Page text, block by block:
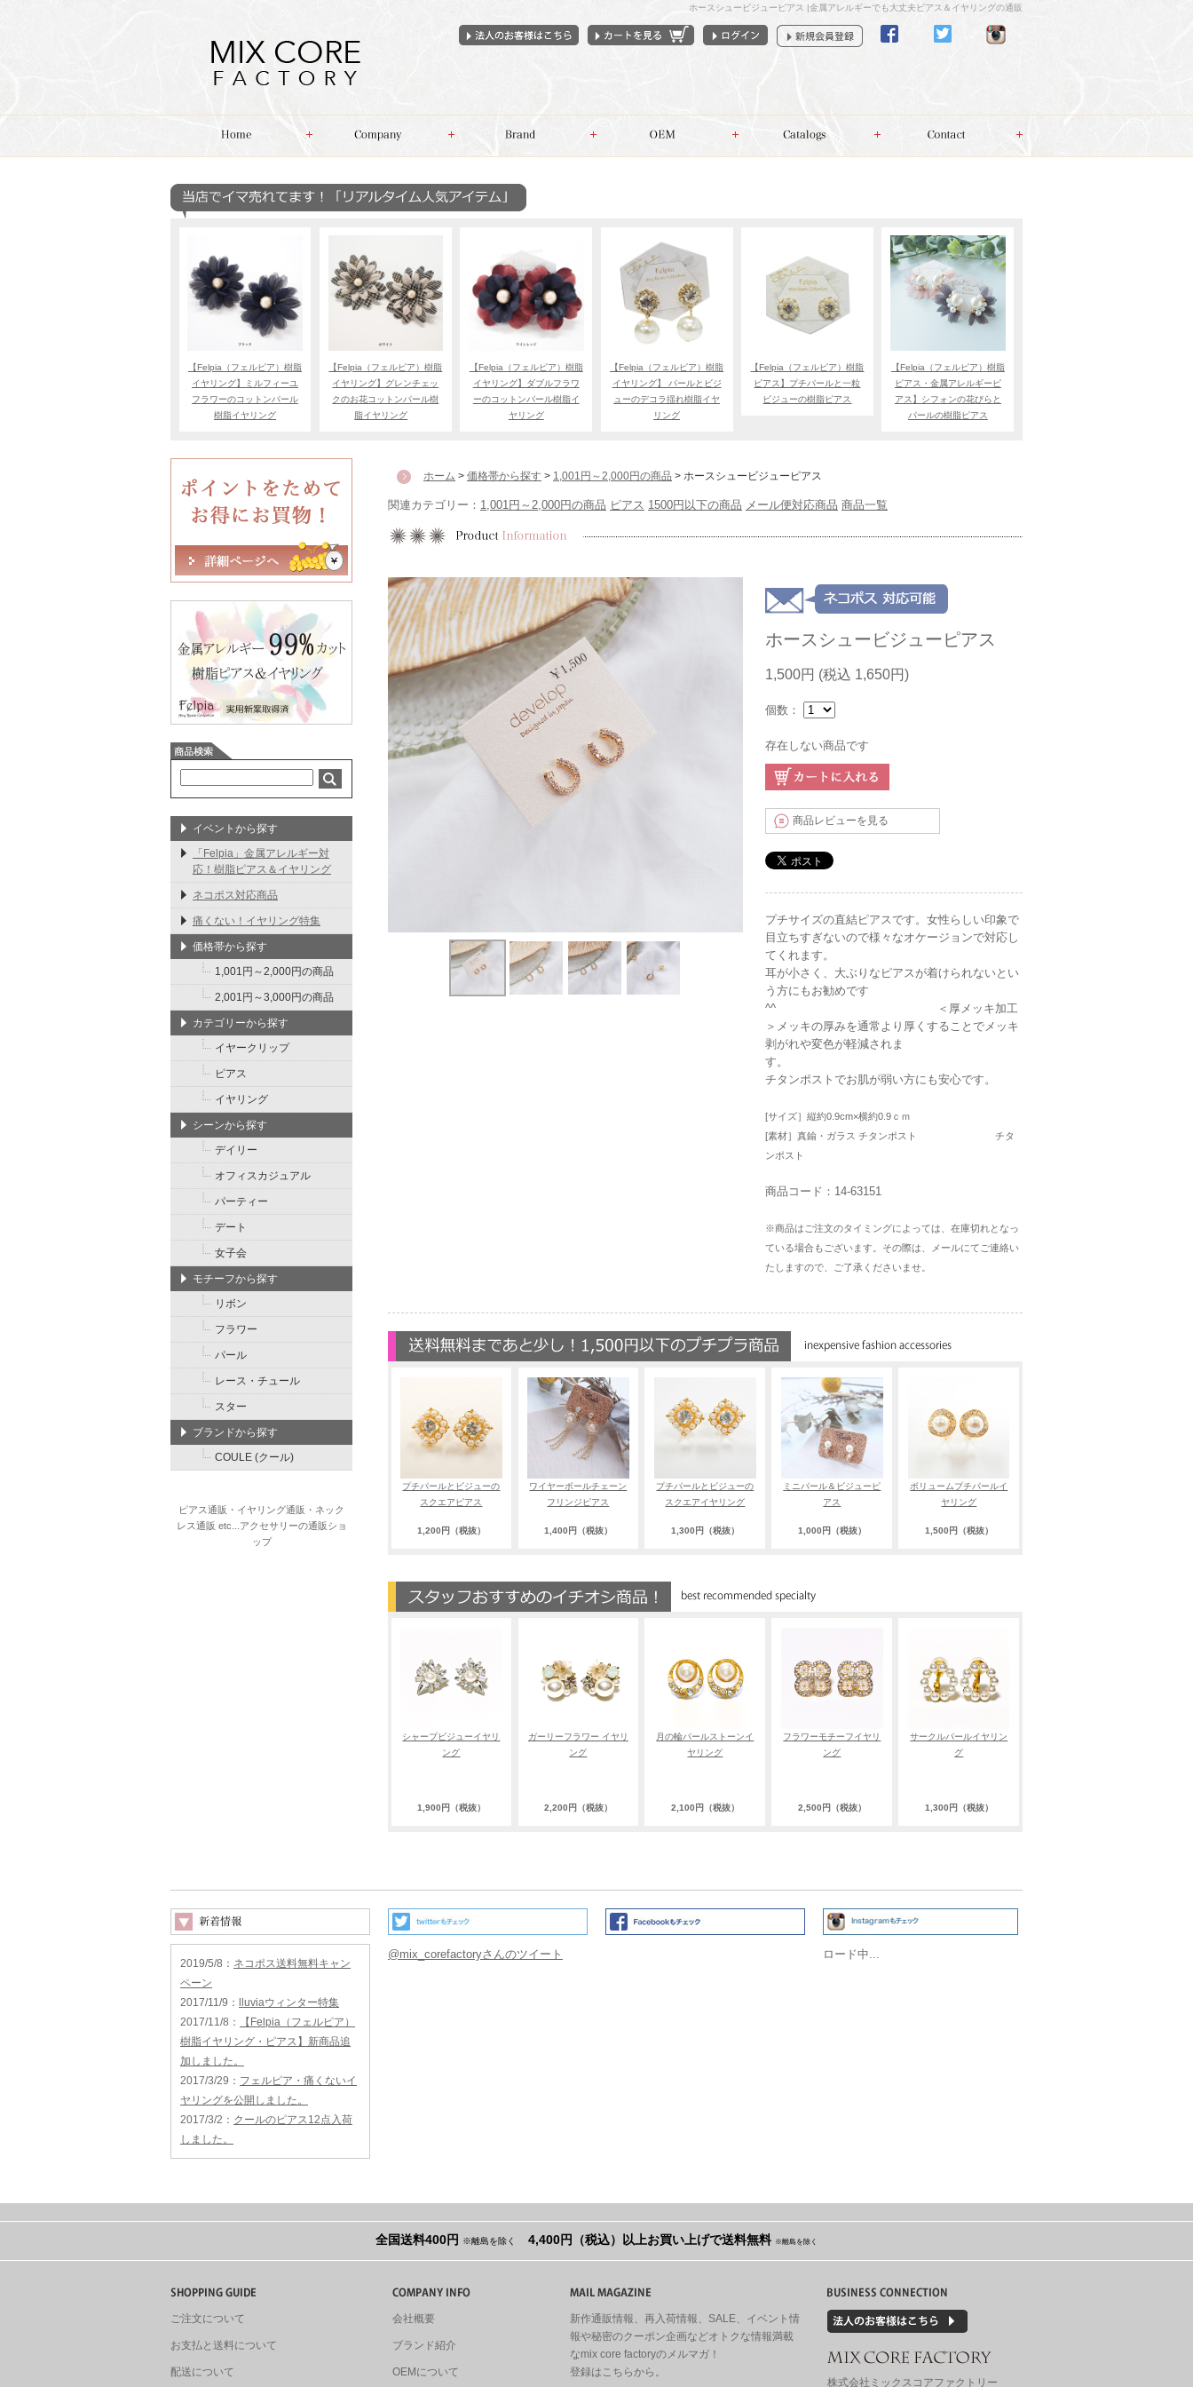
ホースシュービジューピアス |金属アレルギーでも大丈夫ピアス＆イヤリングの通販
【Felpia（フェルピア）樹脂
イヤリング】ミルフィーユ
フラワーのコットンパール
樹脂イヤリング
【Felpia（フェルピア）樹脂
イヤリング】グレンチェッ
クのお花コットンパール樹
脂イヤリング
【Felpia（フェルピア）樹脂
イヤリング】ダブルフラワ
ーのコットンパール樹脂イ
ヤリング
【Felpia（フェルピア）樹脂
イヤリング】 パールとビジ
ューのデコラ揺れ樹脂イヤ
リング
【Felpia（フェルピア）樹脂
ピアス】プチパールと一粒
ビジューの樹脂ピアス
【Felpia（フェルピア）樹脂
ピアス・金属アレルギーピ
アス】シフォンの花びらと
パールの樹脂ピアス
ホーム > 価格帯から探す > 1,001円～2,000円の商品 > ホースシュービジューピアス
関連カテゴリー： 1,001円～2,000円の商品 ピアス 1500円以下の商品 メール便対応商品 商品一覧
ホースシュービジューピアス
1,500円 (税込 1,650円)
個数：
存在しない商品です
商品レビューを見る
プチサイズの直結ピアスです。女性らしい印象で
目立ちすぎないので様々なオケージョンで対応し
てくれます。
耳が小さく、大ぶりなピアスが着けられないとい
う方にもお勧めです
^^ ＜厚メッキ加工
＞メッキの厚みを通常より厚くすることでメッキ
剥がれや変色が軽減されま
す
チタンポストでお肌が弱い方にも安心です。
[サイズ］縦約0.9cm×横約0.9ｃｍ
[素材］真鍮・ガラス チタンポスト チタ
ンポスト
商品コード：14-63151
※商品はご注文のタイミングによっては、在庫切れとなっ
ている場合もございます。その際は、メールにてご連絡い
たしますので、ご了承くださいませ。
プチパールとビジューの
スクエアピアス
1,200円（税抜）
ワイヤーボールチェーン
フリンジピアス
1,400円（税抜）
プチパールとビジューの
スクエアイヤリング
1,300円（税抜）
ミニパール＆ビジューピ
アス
1,000円（税抜）
ボリュームプチパールイ
ヤリング
1,500円（税抜）
シャープビジューイヤリ
ング
1,900円（税抜）
ガーリーフラワー イヤリ
ング
2,200円（税抜）
月の輪パールストーンイ
ヤリング
2,100円（税抜）
フラワーモチーフイヤリ
ング
2,500円（税抜）
サークルパールイヤリン
グ
1,300円（税抜）
イベントから探す
「Felpia」金属アレルギー対
応！樹脂ピアス＆イヤリング
ネコポス対応商品
痛くない！イヤリング特集
価格帯から探す
1,001円～2,000円の商品
2,001円～3,000円の商品
カテゴリーから探す
イヤークリップ
ピアス
イヤリング
シーンから探す
デイリー
オフィスカジュアル
パーティー
デート
女子会
モチーフから探す
リボン
フラワー
パール
レース・チュール
スター
ブランドから探す
COULE (クール)
ピアス通販・イヤリング通販・ネック
レス通販 etc...アクセサリーの通販ショ
ップ
2019/5/8 ： ネコポス送料無料キャン
ペーン
2017/11/9 ：
lluviaウィンター特集
2017/11/8 ：
【Felpia（フェルピア）
樹脂イヤリング・ピアス】新商品追
加しました。
2017/3/29 ： フェルピア・痛くないイ
ヤリングを公開しました。
2017/3/2 ： クールのピアス12点入荷
しました。
@mix_corefactoryさんのツイート ロード中...
全国送料400円 ※離島を除く 4,400円（税込）以上お買い上げで送料無料 ※離島を除く
ご注文について
お支払と送料について
配送について
会社概要
ブランド紹介
OEMについて
新作通販情報、再入荷情報、SALE、イベント情
報や秘密のクーポン企画などオトクな情報満載
なmix core factoryのメルマガ！
登録はこちらから。
株式会社ミックスコアファクトリー